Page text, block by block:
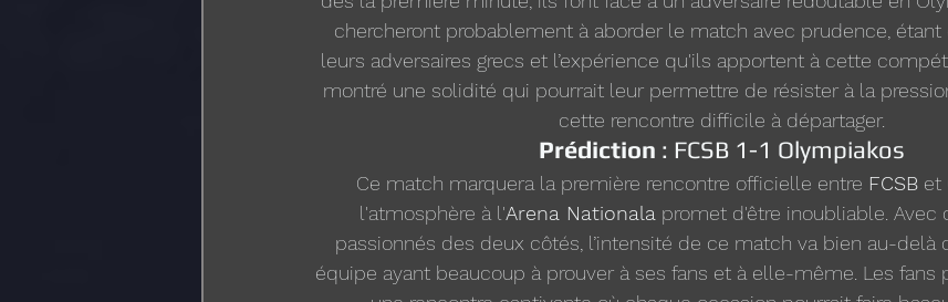
chercheront probablement à aborder le match avec prudence,
leurs adversaires grecs et l’expérience qu'ils apportent à cette
montré une solidité qui pourrait leur permettre de résister à la
cette rencontre difficile à départager.
Prédiction : FCSB 1-1 Olympiakos
Ce match marquera la première rencontre officielle entre FCSB et
l'atmosphère à l'Arena Nationala promet d'être inoubliable. Avec
passionnés des deux côtés, l’intensité de ce match va bien au-delà
équipe ayant beaucoup à prouver à ses fans et à elle-même. Les fans